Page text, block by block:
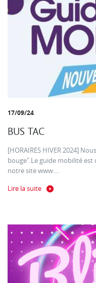
17/09/24
BUS TAC
[HORAIRES HIVER 2024]
bouge".Le guide mobilité
notre site www....
Lire la suite